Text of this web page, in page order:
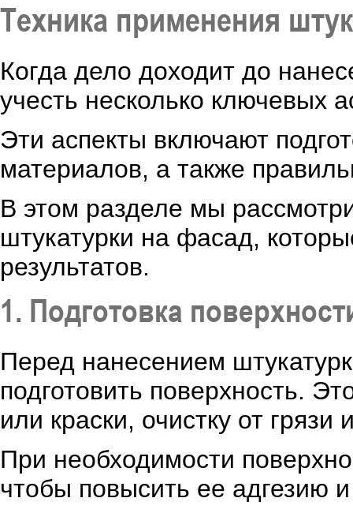
Техника применения
Когда дело доходит до
учесть несколько ключевых
Эти аспекты включают
материалов, а также
В этом разделе мы
штукатурки на фасад,
результатов.
1. Подготовка
Перед нанесением
подготовить поверхность.
или краски, очистку от
При необходимости
чтобы повысить ее адгезию